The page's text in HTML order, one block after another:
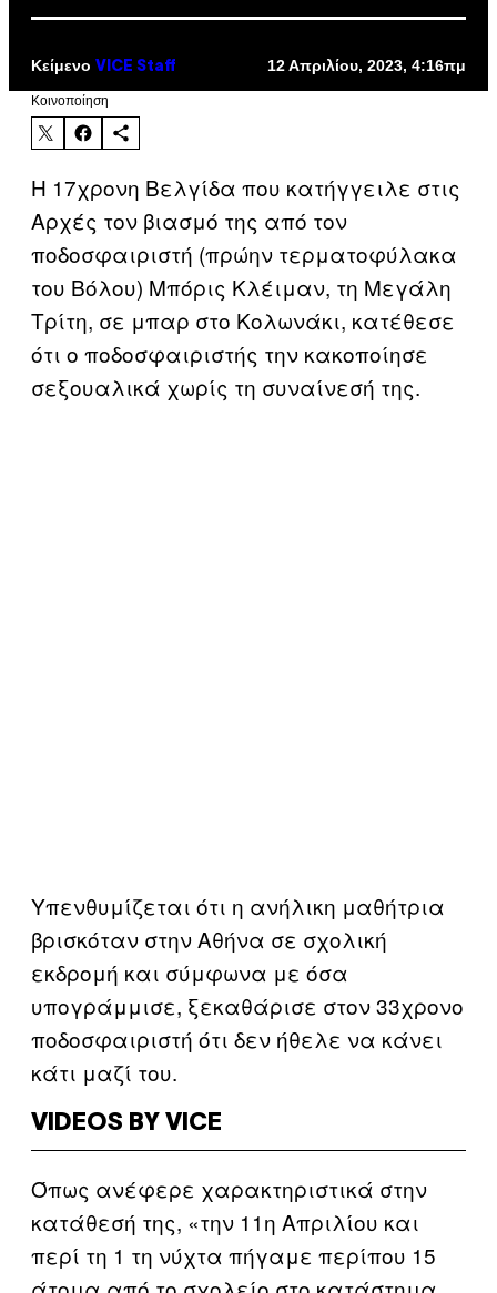
Κείμενο VICE Staff 12 Απριλίου, 2023, 4:16πμ
Kοινοποίηση
Η 17χρονη Βελγίδα που κατήγγειλε στις
Αρχές τον βιασμό της από τον
ποδοσφαιριστή (πρώην τερματοφύλακα
του Βόλου) Μπόρις Κλέιμαν, τη Μεγάλη
Τρίτη, σε μπαρ στο Κολωνάκι, κατέθεσε
ότι ο ποδοσφαιριστής την κακοποίησε
σεξουαλικά χωρίς τη συναίνεσή της.
Υπενθυμίζεται ότι η ανήλικη μαθήτρια
βρισκόταν στην Αθήνα σε σχολική
εκδρομή και σύμφωνα με όσα
υπογράμμισε, ξεκαθάρισε στον 33χρονο
ποδοσφαιριστή ότι δεν ήθελε να κάνει
κάτι μαζί του.
VIDEOS BY VICE
Όπως ανέφερε χαρακτηριστικά στην
κατάθεσή της, «την 11η Απριλίου και
περί τη 1 τη νύχτα πήγαμε περίπου 15